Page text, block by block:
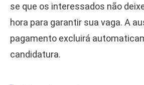
se que os interessados não
hora para garantir sua vaga. A
pagamento excluirá
candidatura.